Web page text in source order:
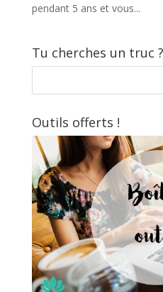
pendant 5 ans et vous...
Tu cherches un truc ?
Outils offerts !